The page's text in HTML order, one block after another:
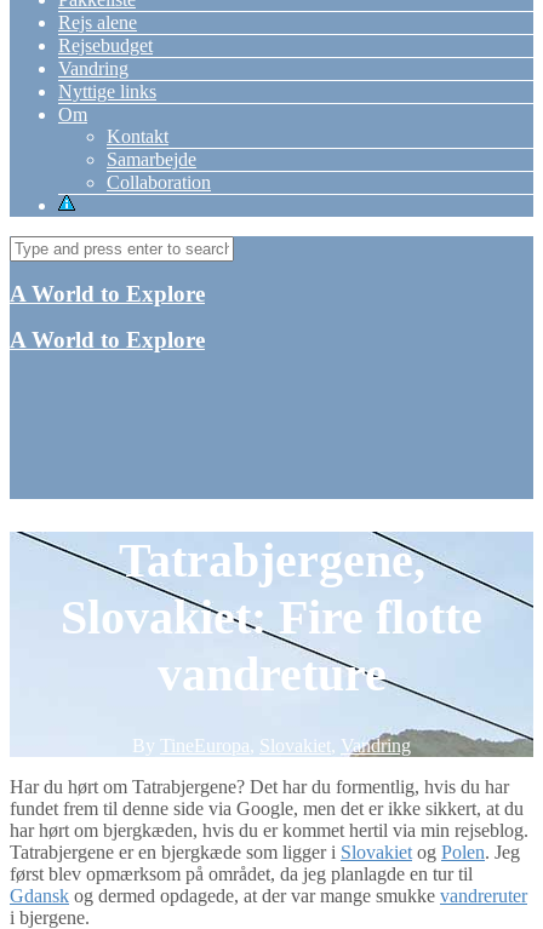
Rejs alene
Rejsebudget
Vandring
Nyttige links
Om
Kontakt
Samarbejde
Collaboration
A World to Explore
A World to Explore
Tatrabjergene,
Slovakiet: Fire flotte
vandreture
By TineEuropa, Slovakiet, Vandring
Har du hørt om Tatrabjergene? Det har du formentlig, hvis du har
fundet frem til denne side via Google, men det er ikke sikkert, at du
har hørt om bjergkæden, hvis du er kommet hertil via min rejseblog.
Tatrabjergene er en bjergkæde som ligger i Slovakiet og Polen. Jeg
først blev opmærksom på området, da jeg planlagde en tur til
Gdansk og dermed opdagede, at der var mange smukke vandreruter
i bjergene.